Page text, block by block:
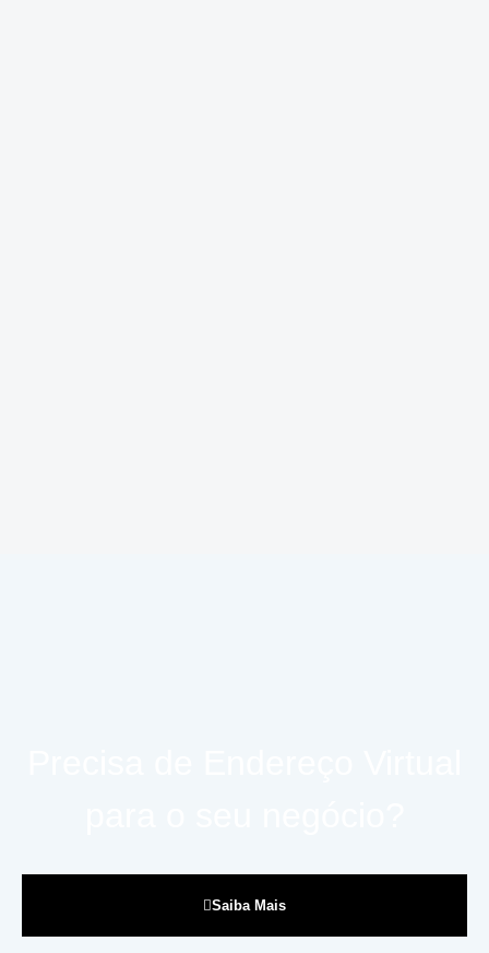
Saiba Mais